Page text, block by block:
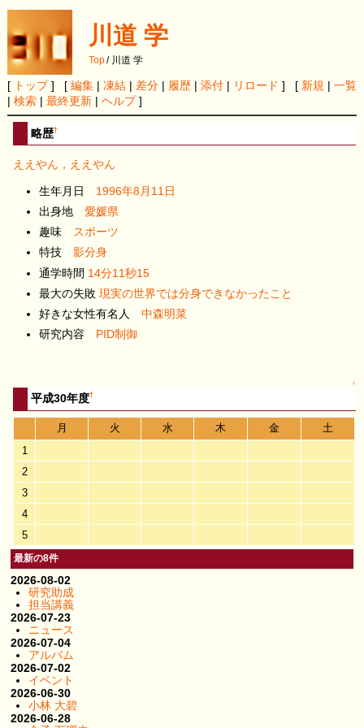
川道 学
Top/ 川道 学
[ トップ] [ 編集| 凍結| 差分| 履歴| 添付| リロード ] [ 新規 | 一覧
| 検索| 最終更新| ヘルプ]
略歴†
ええやん，ええやん
生年月日 1996年8月11日
出身地愛媛県
趣味
スポーツ
特技影分身
通学時間 14分11秒15
最大の失敗現実の世界では分身できなかったこと
好きな女性有名人中森明菜
研究内容 PID制御
↑
平成30年度†
月 火 水 木 金
土
1
2
3
4
5
最新の8件
2026-08-02
研究助成
担当講義
2026-07-23
ニュース
2026-07-04
アルバム
2026-07-02
イベント
2026-06-30
小林 大碧
2026-06-28